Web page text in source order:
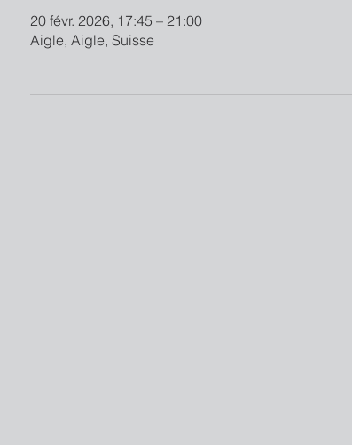
20 févr. 2026, 17:45 – 21:00
Aigle, Aigle, Suisse